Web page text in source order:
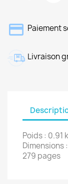
Paiement
Livraison
Poids : 0.91
Dimensions
279 pages